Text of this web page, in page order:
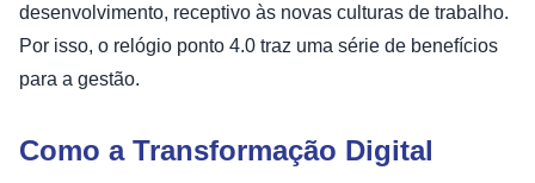
desenvolvimento, receptivo às novas culturas de trabalho.
Por isso, o relógio ponto 4.0 traz uma série de benefícios
para a gestão.
Como a Transformação Digital